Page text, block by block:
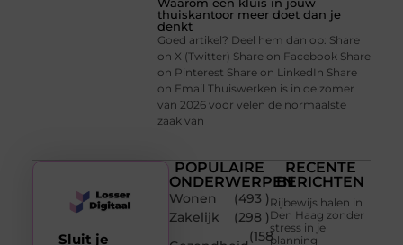
thuiskantoor meer doet dan je
denkt
Goed artikel? Deel hem dan op: Share
on X (Twitter) Share on Facebook Share
on Pinterest Share on LinkedIn Share
on Email Thuiswerken is in de zomer
van 2026 voor velen de normaalste
zaak van
POPULAIRE
ONDERWERPEN
Wonen
(493 )
Zakelijk
(298 )
(158
RECENTE
BERICHTEN
Rijbewijs halen in
Den Haag zonder
stress in je
planning
Sluit je